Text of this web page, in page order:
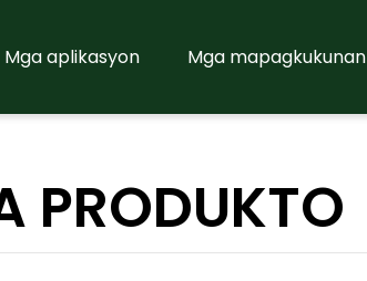
Mga aplikasyon Mga mapagkukunan
PRODUKTO